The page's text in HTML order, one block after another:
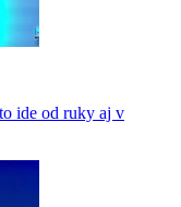
ide od ruky aj v